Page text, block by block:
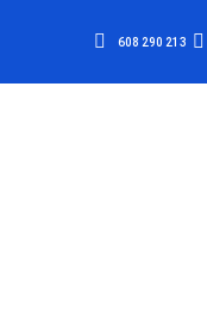
608 290 213